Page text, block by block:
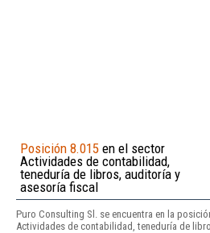
Posición 8.015 en el sector
Actividades de contabilidad,
teneduría de libros, auditoría y
asesoría fiscal
Puro Consulting Sl. se encuentra en la
Actividades de contabilidad, teneduría de